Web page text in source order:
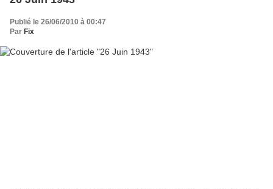
Publié le 26/06/2010 à 00:47
Par Fix